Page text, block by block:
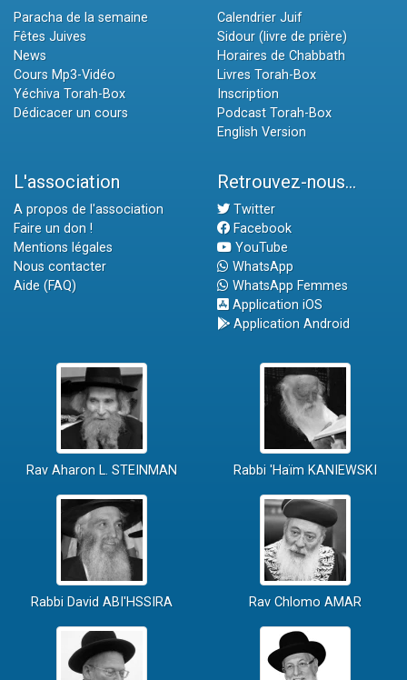
Paracha de la semaine
Fêtes Juives
News
Cours Mp3-Vidéo
Yéchiva Torah-Box
Dédicacer un cours
Calendrier Juif
Sidour (livre de prière)
Horaires de Chabbath
Livres Torah-Box
Inscription
Podcast Torah-Box
English Version
L'association
A propos de l'association
Faire un don !
Mentions légales
Nous contacter
Aide (FAQ)
Retrouvez-nous...
Twitter
Facebook
YouTube
WhatsApp
WhatsApp Femmes
Application iOS
Application Android
Rav Aharon L. STEINMAN Rabbi 'Haïm KANIEWSKI
Rabbi David ABI'HSSIRA Rav Chlomo AMAR